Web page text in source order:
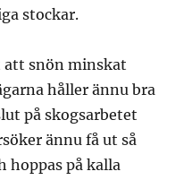
stockar.
att snön minskat
håller ännu bra
på skogsarbetet
ännu få ut så
hoppas på kalla